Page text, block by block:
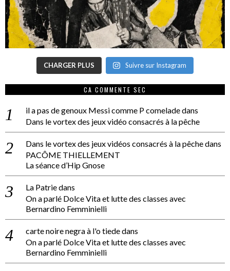
CHARGER PLUS Suivre sur Instagram
CA COMMENTE SEC
il a pas de genoux Messi comme P comeladedans
Dans le vortex des jeux vidéo consacrés à la pêche
Dans le vortex des jeux vidéos consacrés à la pêchedans
PACÔME THIELLEMENT
La séance d’Hip Gnose
La Patriedans
On a parlé Dolce Vita et lutte des classes avec
Bernardino Femminielli
carte noire negra à l'o tiededans
On a parlé Dolce Vita et lutte des classes avec
Bernardino Femminielli